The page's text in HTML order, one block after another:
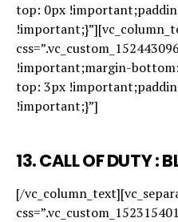
top: 0px
!important;margin-
top: 3px
!important;}”]
13. CALL OF DUTY :
[/